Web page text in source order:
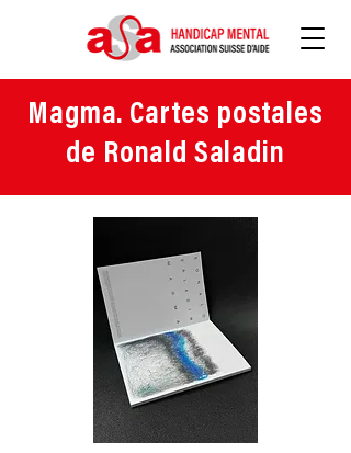
Magma. Cartes postales
de Ronald Saladin